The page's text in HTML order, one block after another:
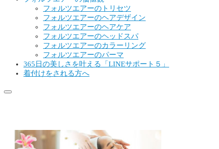
フォルツエアーのトリセツ
フォルツエアーのヘアデザイン
フォルツエアーのヘアケア
フォルツエアーのヘッドスパ
フォルツエアーのカラーリング
フォルツエアーのパーマ
365日の美しさを叶える「LINEサポート５」
着付けをされる方へ